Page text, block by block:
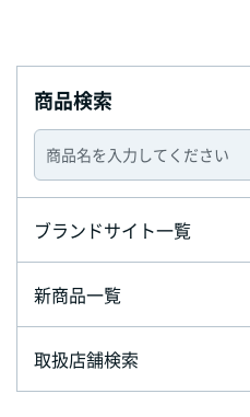
商品検索
ブランドサイト一覧
新商品一覧
取扱店舗検索